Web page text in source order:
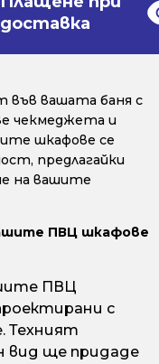
доставка
във вашата баня с
чекмеджета и
шкафове се
предлагайки
на вашите
ПВЦ шкафове
ПВЦ
с
Техният
вид ще придаде